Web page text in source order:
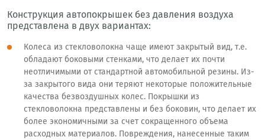
Конструкция автопокрышек без давления воздуха
представлена в двух вариантах:
Колеса из стекловолокна чаще имеют закрытый вид, т.е.
обладают боковыми стенками, что делает их почти
неотличимыми от стандартной автомобильной резины. Из-
за закрытого вида они теряют некоторые положительные
качества безвоздушных колес. Покрышки из
стекловолокна представлены и без боковин, что делает их
более экономичными за счет сокращенного объема
расходных материалов. Повреждения, нанесенные таким